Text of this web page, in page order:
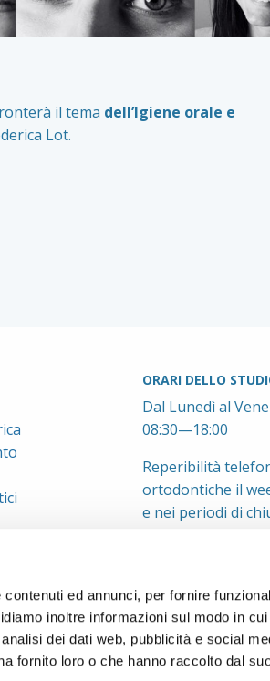
ed annunci, per fornire
inoltre informazioni sul modo in
dei dati web, pubblicità e social
fornito loro o che hanno raccolto dal
il tema dell’Igiene orale e
Lot.
ORARI DELLO
Dal Lunedì al
08:30—18:00
Reperibilità
ortodontiche il
e nei periodi di